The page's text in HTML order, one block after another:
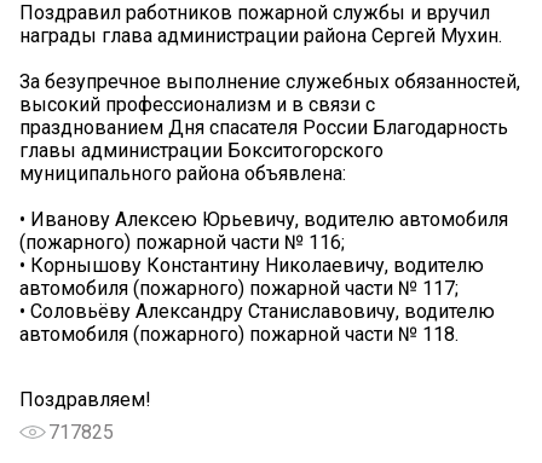
Поздравил работников пожарной службы и вручил
награды глава администрации района Сергей Мухин.
За безупречное выполнение служебных обязанностей,
высокий профессионализм и в связи с
празднованием Дня спасателя России Благодарность
главы администрации Бокситогорского
муниципального района объявлена:
• Иванову Алексею Юрьевичу, водителю автомобиля
(пожарного) пожарной части № 116;
• Корнышову Константину Николаевичу, водителю
автомобиля (пожарного) пожарной части № 117;
• Соловьёву Александру Станиславовичу, водителю
автомобиля (пожарного) пожарной части № 118.
Поздравляем!
717825